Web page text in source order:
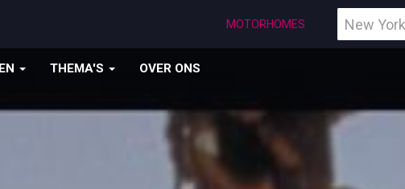
MOTORHOMES
een
bestemming
THEMA'S OVER ONS